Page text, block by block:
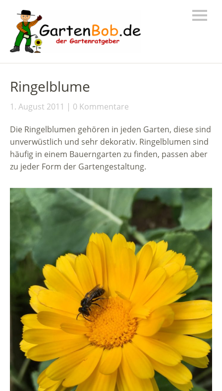
Ringelblume
1. August 2011 0 Kommentare
Die Ringelblumen gehören in jeden Garten, diese sind
unverwüstlich und sehr dekorativ. Ringelblumen sind
häufig in einem Bauerngarten zu finden, passen aber
zu jeder Form der Gartengestaltung.